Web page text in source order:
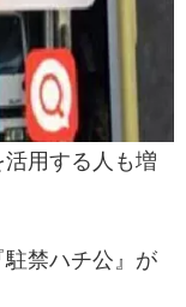
用する人も増
禁ハチ公』が